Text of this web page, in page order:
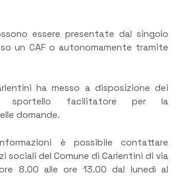
essere presentate dal singolo
un CAF o autonomamente tramite
ha messo a disposizione dei
sportello facilitatore per la
domande.
è possibile contattare
sociali del Comune di Carlentini di via
8.00 alle ore 13.00 dal lunedì al